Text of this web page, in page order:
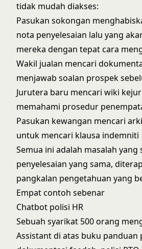
tidak mudah diakses:
Pasukan sokongan
nota penyelesaian lalu yang
mereka dengan tepat cara
Wakil jualan mencari
menjawab soalan prospek
Jurutera baru mencari wiki
memahami prosedur
Pasukan kewangan mencari
untuk mencari klausa indemniti
Semua ini adalah masalah yang
penyelesaian yang sama,
pangkalan pengetahuan yang
Empat contoh sebenar
Chatbot polisi HR
Sebuah syarikat 500 orang
Assistant di atas buku panduan